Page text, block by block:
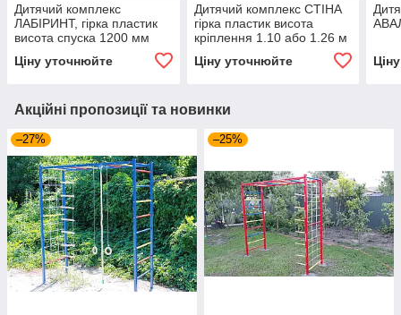
Дитячий комплекс
ЛАБІРИНТ, гірка пластик
висота спуска 1200 мм
Ціну уточнюйте
Дитячий комплекс СТІНА
гірка пластик висота
кріплення 1.10 або 1.26 м
Ціну уточнюйте
Акційні пропозиції та новинки
–27% –25%